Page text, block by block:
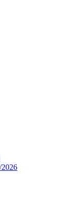
2026